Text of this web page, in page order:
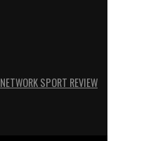
NETWORK SPORT REVIEW